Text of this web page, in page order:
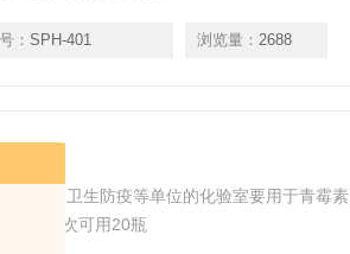
： SPH-401 浏览量： 2688
医院、卫生防疫等单位的化验室要用于青霉素
用，每次可用20瓶